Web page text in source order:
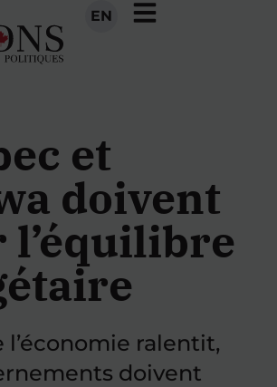
EN
et
doivent
l’équilibre
l’économie ralentit,
doivent